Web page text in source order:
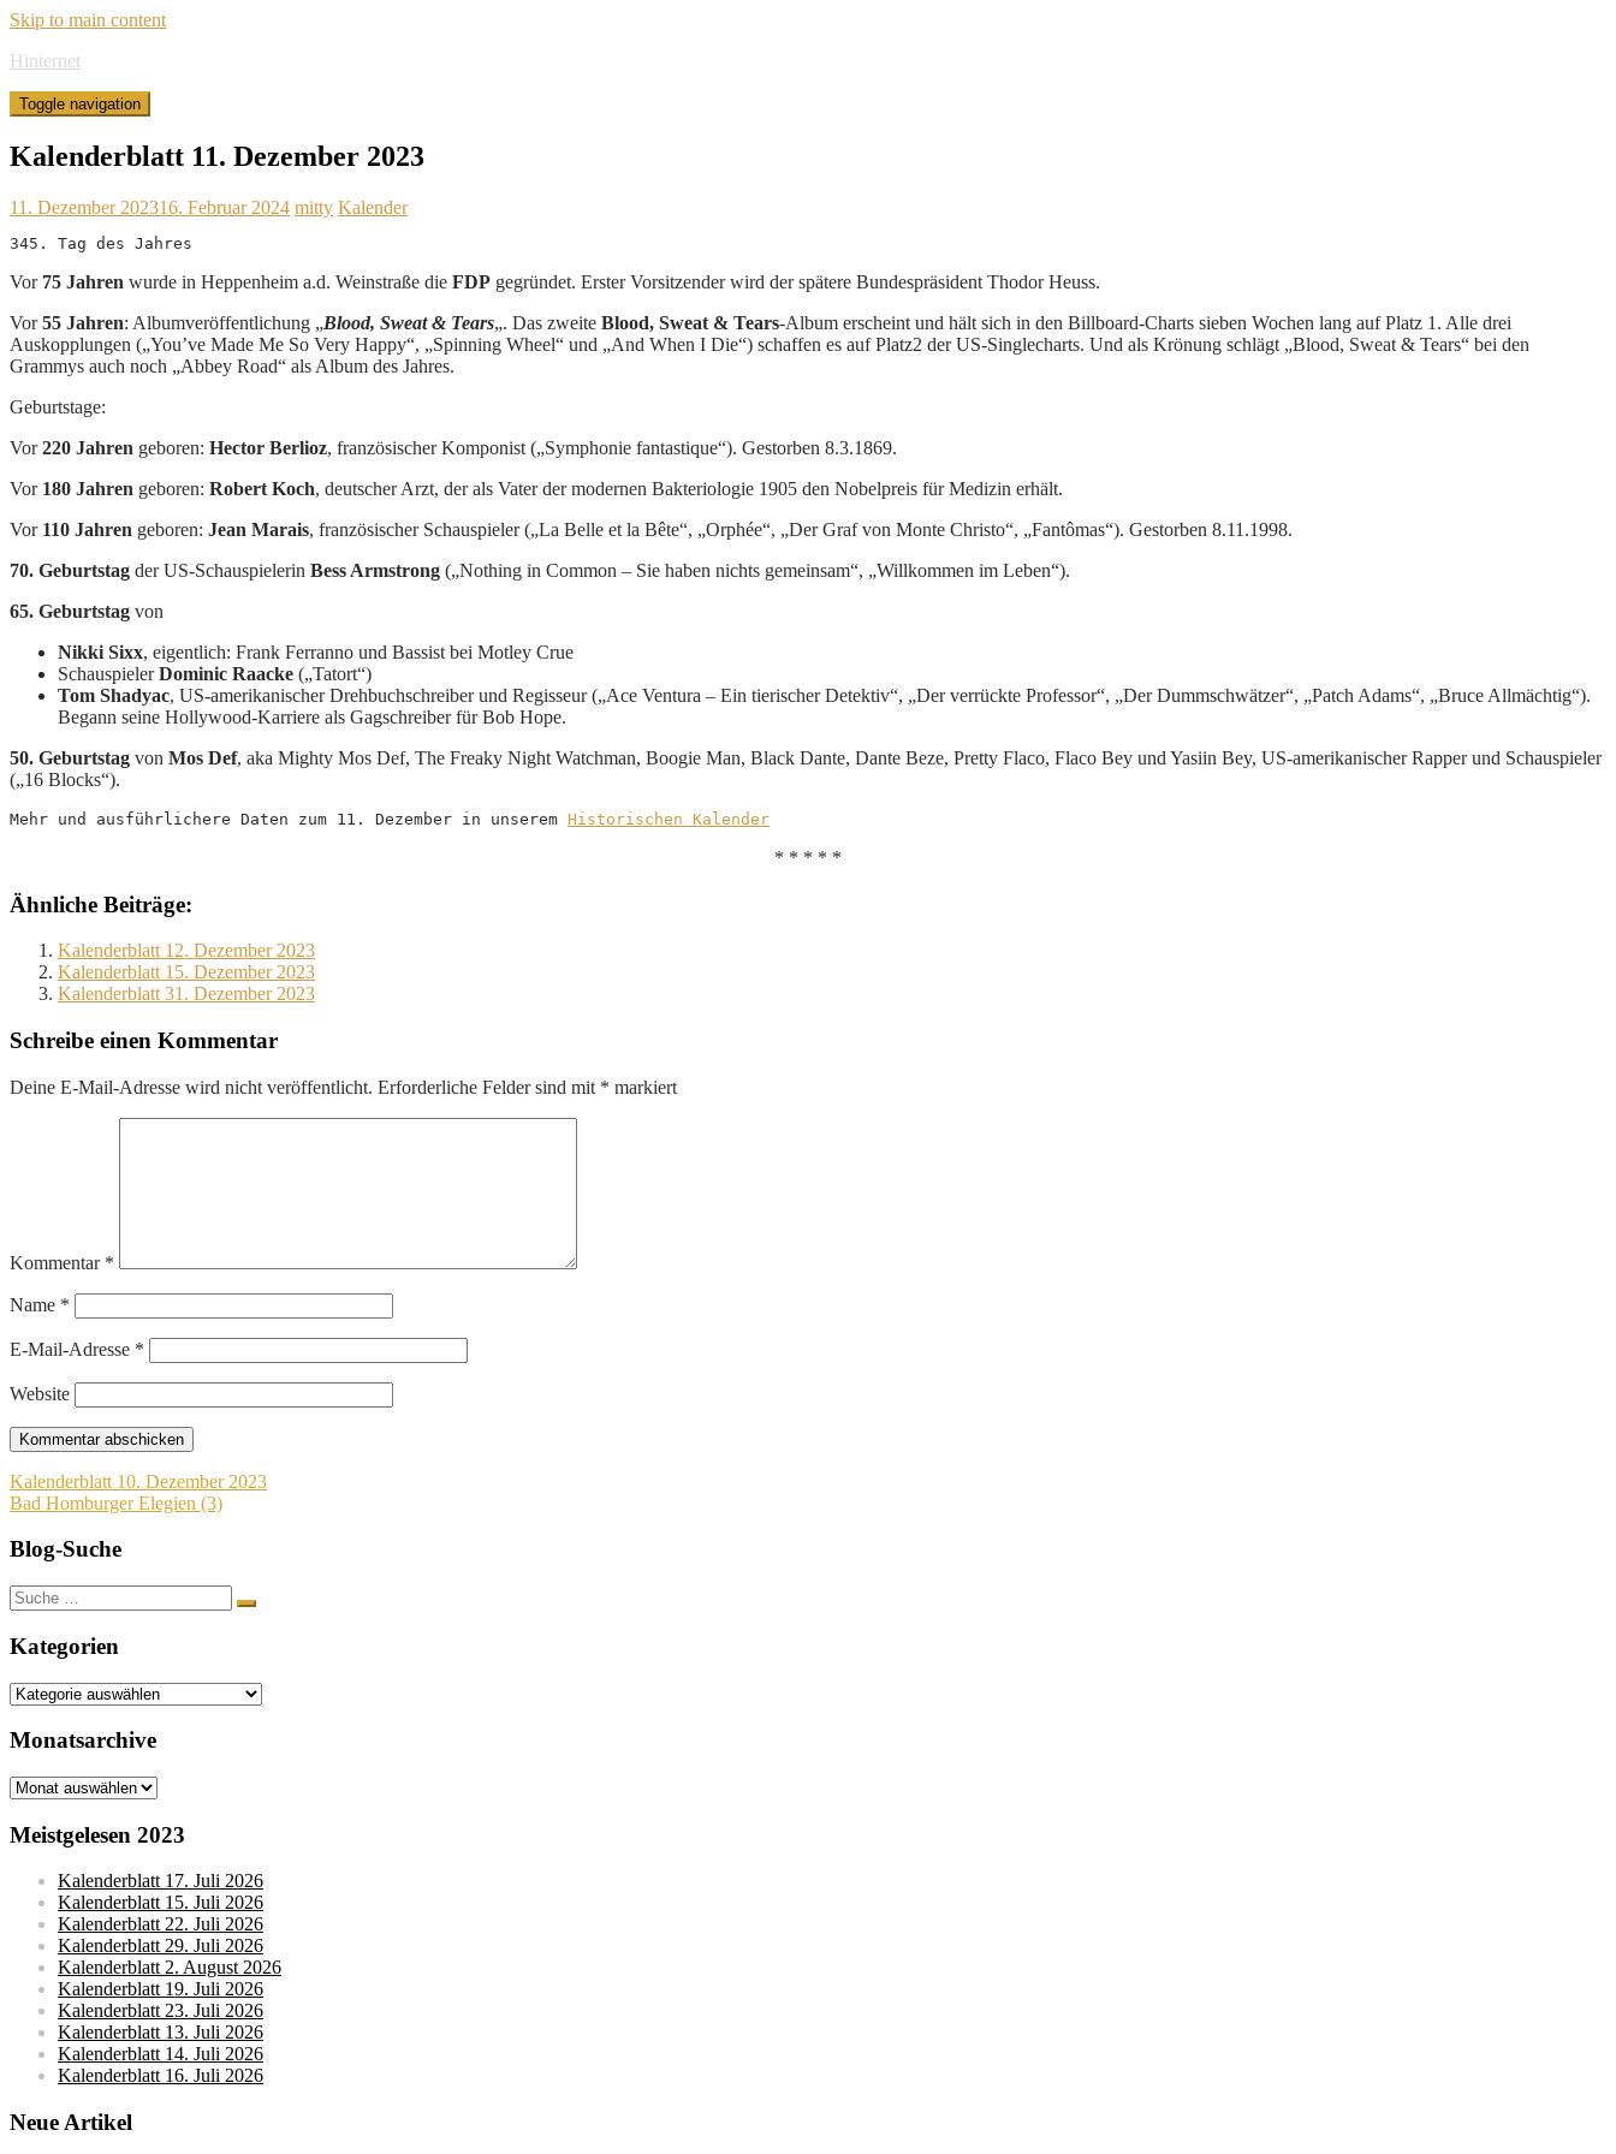
Skip to main content
Hinternet
Toggle navigation
Kalenderblatt 11. Dezember 2023
11. Dezember 202316. Februar 2024 mitty Kalender
345. Tag des Jahres
Vor 75 Jahren wurde in Heppenheim a.d. Weinstraße die FDP gegründet. Erster Vorsitzender wird der spätere Bundespräsident Thodor Heuss.
Vor55 Jahren: Albumveröffentlichung „Blood, Sweat & Tears„. Das zweite Blood, Sweat & Tears-Album erscheint und hält sich in den Billboard-Charts sieben Wochen lang auf Platz 1. Alle drei
Auskopplungen („You’ve Made Me So Very Happy“, „Spinning Wheel“ und „And When I Die“) schaffen es auf Platz2 der US-Singlecharts. Und als Krönung schlägt „Blood, Sweat & Tears“ bei den
Grammys auch noch „Abbey Road“ als Album des Jahres.
Geburtstage:
Vor220 Jahren geboren: Hector Berlioz, französischer Komponist („Symphonie fantastique“). Gestorben 8.3.1869.
Vor 180 Jahren geboren: Robert Koch, deutscher Arzt, der als Vater der modernen Bakteriologie 1905 den Nobelpreis für Medizin erhält.
Vor 110 Jahren geboren: Jean Marais, französischer Schauspieler („La Belle et la Bête“, „Orphée“, „Der Graf von Monte Christo“, „Fantômas“). Gestorben 8.11.1998.
70. Geburtstag der US-Schauspielerin Bess Armstrong („Nothing in Common – Sie haben nichts gemeinsam“, „Willkommen im Leben“).
65. Geburtstag von
Nikki Sixx, eigentlich: Frank Ferranno und Bassist bei Motley Crue
SchauspielerDominic Raacke („Tatort“)
Tom Shadyac, US-amerikanischer Drehbuchschreiber und Regisseur („Ace Ventura – Ein tierischer Detektiv“, „Der verrückte Professor“, „Der Dummschwätzer“, „Patch Adams“, „Bruce Allmächtig“).
Begann seine Hollywood-Karriere als Gagschreiber für Bob Hope.
50. Geburtstag von Mos Def, aka Mighty Mos Def, The Freaky Night Watchman, Boogie Man, Black Dante, Dante Beze, Pretty Flaco, Flaco Bey und Yasiin Bey, US-amerikanischer Rapper und Schauspieler
(„16 Blocks“).
Mehr und ausführlichere Daten zum 11. Dezember in unserem Historischen Kalender
* * * * *
Ähnliche Beiträge:
Kalenderblatt 12. Dezember 2023
Kalenderblatt 15. Dezember 2023
Kalenderblatt 31. Dezember 2023
Schreibe einen Kommentar
Deine E-Mail-Adresse wird nicht veröffentlicht. Erforderliche Felder sind mit * markiert
Kommentar *
Name *
E-Mail-Adresse *
Website
Beitragsnavigation
Kalenderblatt 10. Dezember 2023
Bad Homburger Elegien (3)
Blog-Suche
Suche
nach:
Kategorien
Kategorien
Monatsarchive
Monatsarchive
Meistgelesen 2023
Kalenderblatt 17. Juli 2026
Kalenderblatt 15. Juli 2026
Kalenderblatt 22. Juli 2026
Kalenderblatt 29. Juli 2026
Kalenderblatt 2. August 2026
Kalenderblatt 19. Juli 2026
Kalenderblatt 23. Juli 2026
Kalenderblatt 13. Juli 2026
Kalenderblatt 14. Juli 2026
Kalenderblatt 16. Juli 2026
Neue Artikel